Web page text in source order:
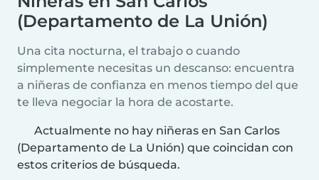
(Departamento de La Unión)
Una cita nocturna, el trabajo o cuando
simplemente necesitas un descanso: encuentra
a niñeras de confianza en menos tiempo del que
te lleva negociar la hora de acostarte.
Actualmente no hay niñeras en San Carlos
(Departamento de La Unión) que coincidan con
estos criterios de búsqueda.